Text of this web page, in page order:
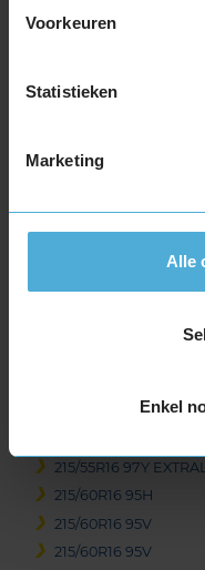
Voorkeuren
Statistieken
Marketing
Alle
Enkel
205/55R16 91W
205/55R16 94V
205/55R16 94W
205/60R16 92H
205/60R16 96H
205/60R16 96W
215/55R16 97Y
215/60R16 95H
215/60R16 95V
215/60R16 95V